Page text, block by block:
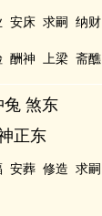
安床 求嗣 纳财
酬神 上梁 斋醮
兔 煞东
正东
安葬 修造 求嗣